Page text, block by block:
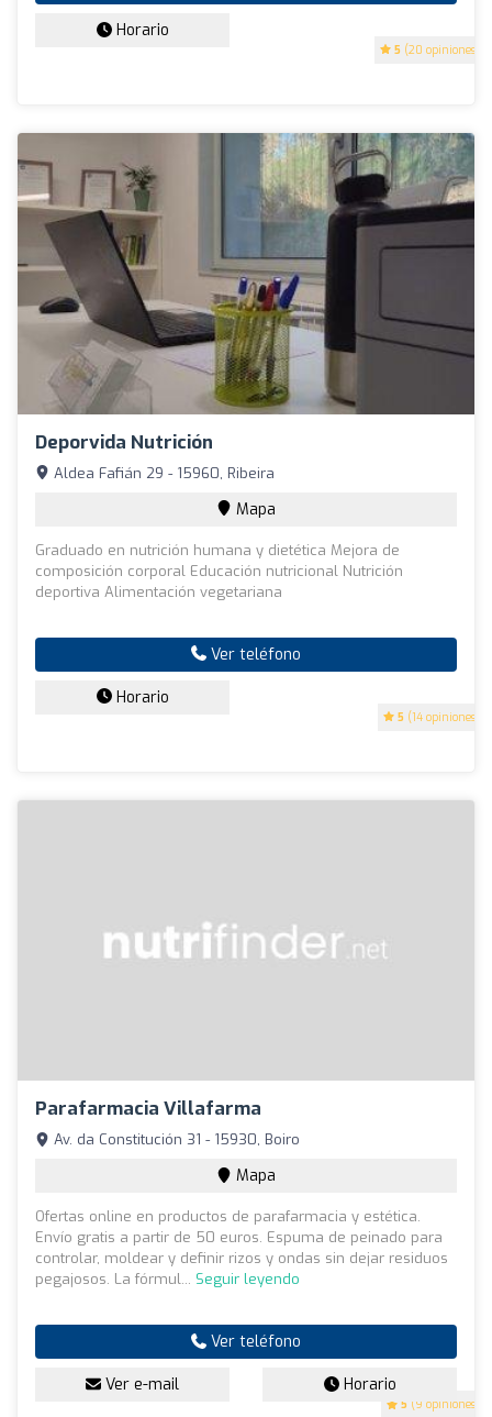
5 (20 opiniones)
Horario
Deporvida Nutrición
5 (14 opiniones)
Aldea Fafián 29 - 15960, Ribeira
Mapa
Graduado en nutrición humana y dietética Mejora de
composición corporal Educación nutricional Nutrición
deportiva Alimentación vegetariana
Ver teléfono
Horario
Parafarmacia Villafarma
5 (9 opiniones)
Av. da Constitución 31 - 15930, Boiro
Mapa
Ofertas online en productos de parafarmacia y estética.
Envío gratis a partir de 50 euros. Espuma de peinado para
controlar, moldear y definir rizos y ondas sin dejar residuos
pegajosos. La fórmul... Seguir leyendo
Ver teléfono
Ver e-mail Horario